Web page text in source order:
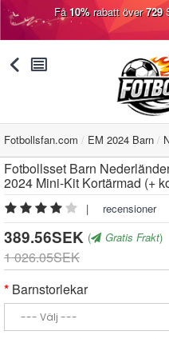
Få10%rabatt över729
󰅯 󰂩
Fotbollsfan.com EM 2024 Barn
Fotbollsset Barn
2024 Mini-Kit Kortärmad (+
| recensioner
389.56SEK ( Gratis Frakt)
1 026.05SEK
Barnstorlekar